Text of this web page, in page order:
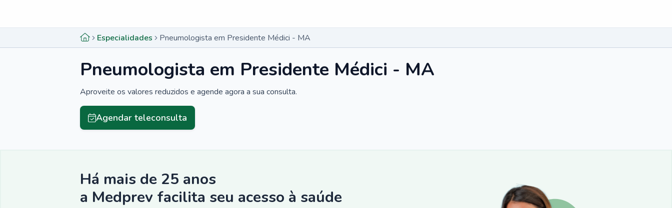
Especialidades Pneumologista em Presidente Médici - MA
Pneumologista em Presidente Médici - MA
Aproveite os valores reduzidos e agende agora a sua consulta.
Agendar teleconsulta
Há mais de 25 anos
a Medprev facilita seu acesso à saúde